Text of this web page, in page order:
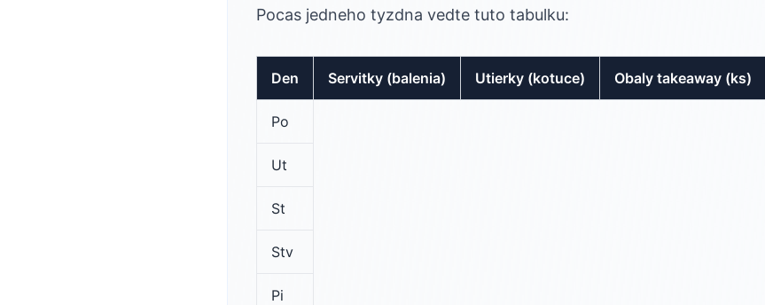
Pocas jedneho tyzdna vedte tuto tabulku:
Den Servitky (balenia) Utierky (kotuce) Obaly takeaway (ks)
Po
Ut
St
Stv
Pi